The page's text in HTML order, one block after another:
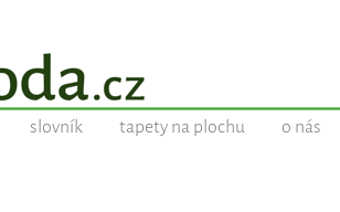
slovník tapety na plochu o nás